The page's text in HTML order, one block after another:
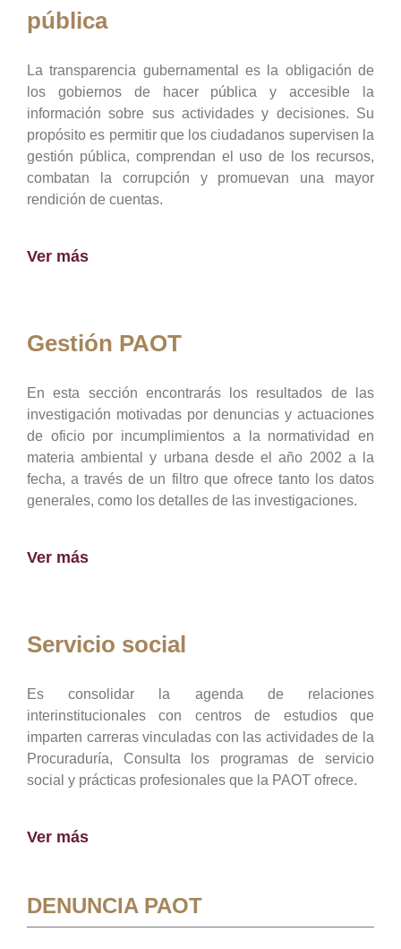
pública
La transparencia gubernamental es la obligación de
los gobiernos de hacer pública y accesible la
información sobre sus actividades y decisiones. Su
propósito es permitir que los ciudadanos supervisen la
gestión pública, comprendan el uso de los recursos,
combatan la corrupción y promuevan una mayor
rendición de cuentas.
Ver más
Gestión PAOT
En esta sección encontrarás los resultados de las
investigación motivadas por denuncias y actuaciones
de oficio por incumplimientos a la normatividad en
materia ambiental y urbana desde el año 2002 a la
fecha, a través de un filtro que ofrece tanto los datos
generales, como los detalles de las investigaciones.
Ver más
Servicio social
Es consolidar la agenda de relaciones
interinstitucionales con centros de estudios que
imparten carreras vinculadas con las actividades de la
Procuraduría, Consulta los programas de servicio
social y prácticas profesionales que la PAOT ofrece.
Ver más
DENUNCIA PAOT